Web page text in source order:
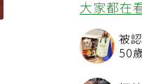
最新文章
糖
會